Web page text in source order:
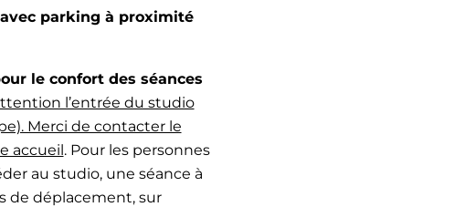
parking à proximité
le confort des séances
l’entrée du studio
Merci de contacter le
accueil. Pour les personnes
au studio, une séance à
de déplacement, sur